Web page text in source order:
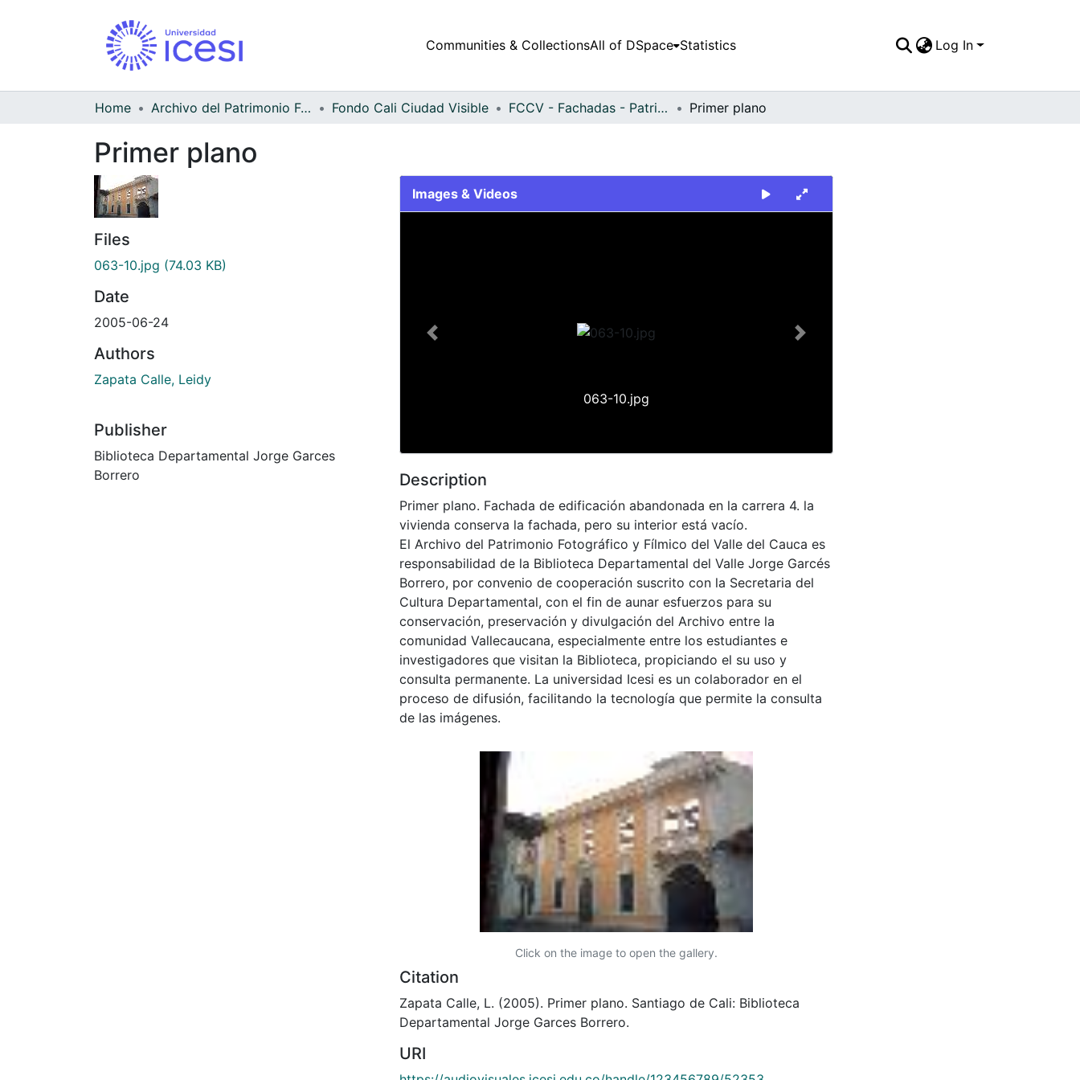
Communities & CollectionsAll of DSpace Statistics Log In
Home Archivo del Patrimonio Fotográfico y Fílmico del Valle del Cauca Fondo Cali Ciudad Visible FCCV - Fachadas - Patrimonial Primer plano
Primer plano
Files
063-10.jpg (74.03 KB)
Date
2005-06-24
Authors
Zapata Calle, Leidy
Publisher
Biblioteca Departamental Jorge Garces
Borrero
Images & Videos
063-10.jpg
Previous Next
Description
Primer plano. Fachada de edificación abandonada en la carrera 4. la
vivienda conserva la fachada, pero su interior está vacío.
El Archivo del Patrimonio Fotográfico y Fílmico del Valle del Cauca es
responsabilidad de la Biblioteca Departamental del Valle Jorge Garcés
Borrero, por convenio de cooperación suscrito con la Secretaria del
Cultura Departamental, con el fin de aunar esfuerzos para su
conservación, preservación y divulgación del Archivo entre la
comunidad Vallecaucana, especialmente entre los estudiantes e
investigadores que visitan la Biblioteca, propiciando el su uso y
consulta permanente. La universidad Icesi es un colaborador en el
proceso de difusión, facilitando la tecnología que permite la consulta
de las imágenes.
Click on the image to open the gallery.
Citation
Zapata Calle, L. (2005). Primer plano. Santiago de Cali: Biblioteca
Departamental Jorge Garces Borrero.
URI